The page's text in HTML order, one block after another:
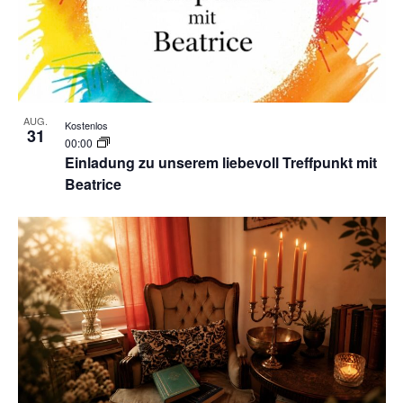
AUG.
31
Einladung zu unserem liebevoll Treffpunkt mit
Beatrice
00:00
Kostenlos